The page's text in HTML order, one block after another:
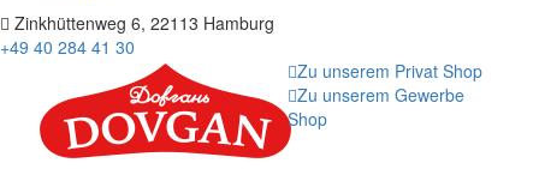
Zinkhüttenweg 6, 22113 Hamburg
+49 40 284 41 30
Zu unserem Privat Shop
Zu unserem Gewerbe
Shop